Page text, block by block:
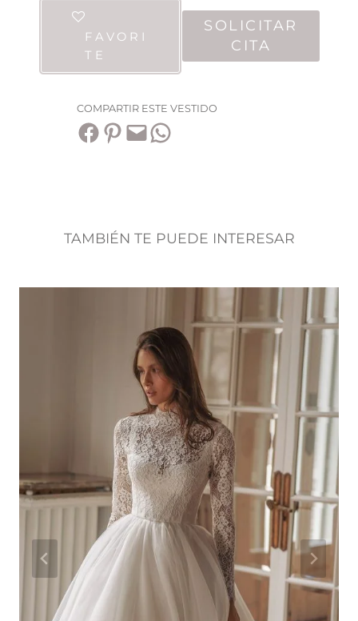
FAVORI
TE
SOLICITAR
CITA
COMPARTIR ESTE VESTIDO
Compartir en Facebook Compartir en Pinterest Envía esta página por correo electrónico Compartir en WhatsApp
TAMBIÉN TE PUEDE INTERESAR